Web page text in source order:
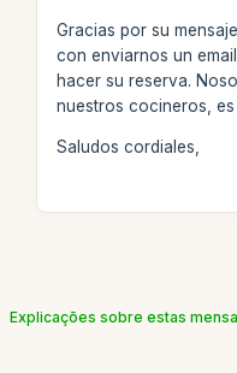
Gracias por su
con enviarnos un
hacer su reserva.
nuestros cocineros, es
Saludos cordiales,
Explicações sobre estas